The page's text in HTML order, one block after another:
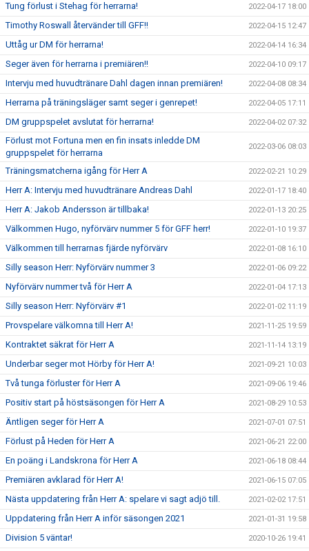
Tung förlust i Stehag för herrarna! 2022-04-17 18:00
Timothy Roswall återvänder till GFF!! 2022-04-15 12:47
Uttåg ur DM för herrarna! 2022-04-14 16:34
Seger även för herrarna i premiären!! 2022-04-10 09:17
Intervju med huvudtränare Dahl dagen innan premiären! 2022-04-08 08:34
Herrarna på träningsläger samt seger i genrepet! 2022-04-05 17:11
DM gruppspelet avslutat för herrarna! 2022-04-02 07:32
Förlust mot Fortuna men en fin insats inledde DM
gruppspelet för herrarna
2022-03-06 08:03
Träningsmatcherna igång för Herr A 2022-02-21 10:29
Herr A: Intervju med huvudtränare Andreas Dahl 2022-01-17 18:40
Herr A: Jakob Andersson är tillbaka! 2022-01-13 20:25
Välkommen Hugo, nyförvärv nummer 5 för GFF herr! 2022-01-10 19:37
Välkommen till herrarnas fjärde nyförvärv 2022-01-08 16:10
Silly season Herr: Nyförvärv nummer 3 2022-01-06 09:22
Nyförvärv nummer två för Herr A 2022-01-04 17:13
Silly season Herr: Nyförvärv #1 2022-01-02 11:19
Provspelare välkomna till Herr A! 2021-11-25 19:59
Kontraktet säkrat för Herr A 2021-11-14 13:19
Underbar seger mot Hörby för Herr A! 2021-09-21 10:03
Två tunga förluster för Herr A 2021-09-06 19:46
Positiv start på höstsäsongen för Herr A 2021-08-29 10:53
Äntligen seger för Herr A 2021-07-01 07:51
Förlust på Heden för Herr A 2021-06-21 22:00
En poäng i Landskrona för Herr A 2021-06-18 08:44
Premiären avklarad för Herr A! 2021-06-15 07:05
Nästa uppdatering från Herr A: spelare vi sagt adjö till. 2021-02-02 17:51
Uppdatering från Herr A inför säsongen 2021 2021-01-31 19:58
Division 5 väntar! 2020-10-26 19:41